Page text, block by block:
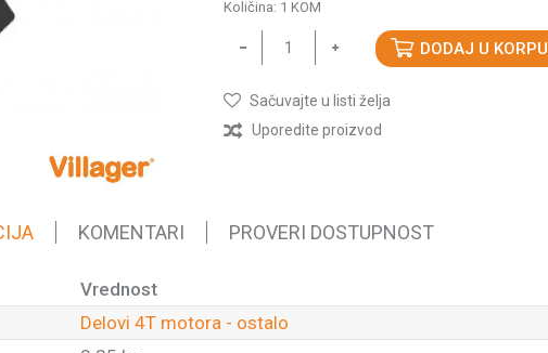
Količina: 1 KOM
DODAJ U KORPU
Sačuvajte u listi želja
Uporedite proizvod
KOMENTARI PROVERI DOSTUPNOST
Vrednost
Delovi 4T motora - ostalo